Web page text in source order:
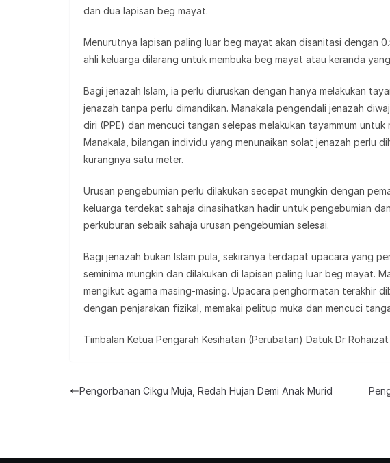
dan dua lapisan beg mayat.
Menurutnya lapisan paling luar beg mayat akan disanitasi dengan
ahli keluarga dilarang untuk membuka beg mayat atau keranda
Bagi jenazah Islam, ia perlu diuruskan dengan hanya melakukan
jenazah tanpa perlu dimandikan. Manakala pengendali jenazah
diri (PPE) dan mencuci tangan selepas melakukan tayammum
Manakala, bilangan individu yang menunaikan solat jenazah perlu
kurangnya satu meter.
Urusan pengebumian perlu dilakukan secepat mungkin dengan
keluarga terdekat sahaja dinasihatkan hadir untuk pengebumian
perkuburan sebaik sahaja urusan pengebumian selesai.
Bagi jenazah bukan Islam pula, sekiranya terdapat upacara yang
seminima mungkin dan dilakukan di lapisan paling luar beg mayat.
mengikut agama masing-masing. Upacara penghormatan terakhir
dengan penjarakan fizikal, memakai pelitup muka dan mencuci
Timbalan Ketua Pengarah Kesihatan (Perubatan) Datuk Dr Rohaizat
Pengorbanan Cikgu Muja, Redah Hujan Demi Anak Murid